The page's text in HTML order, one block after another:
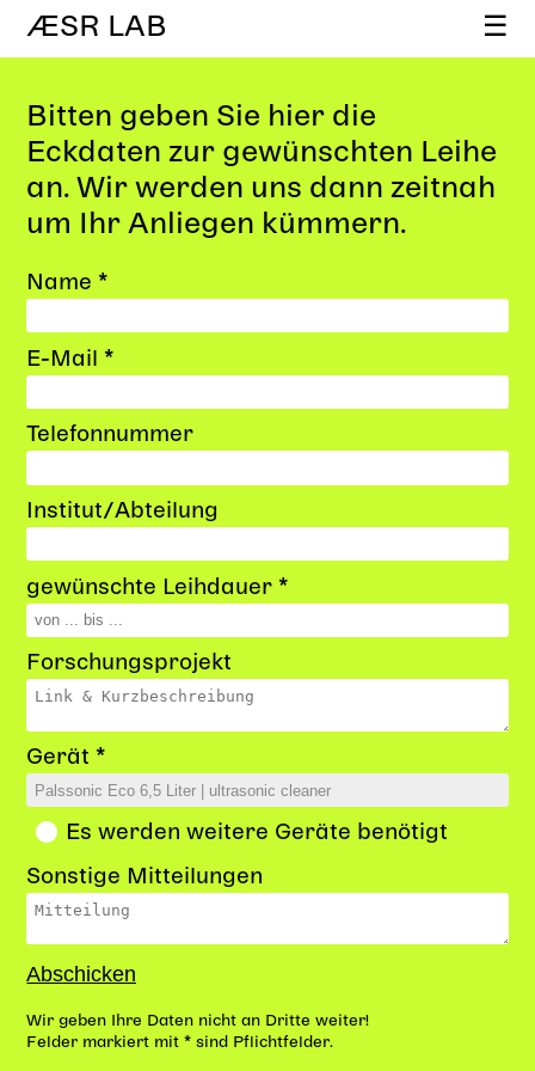
ÆSR LAB ☰
Bitten geben Sie hier die
Eckdaten zur gewünschten Leihe
an. Wir werden uns dann zeitnah
um Ihr Anliegen kümmern.
Name *
E-Mail *
Telefonnummer
Institut/Abteilung
gewünschte Leihdauer *
Forschungsprojekt
Gerät *
Es werden weitere Geräte benötigt
Sonstige Mitteilungen
Wir geben Ihre Daten nicht an Dritte weiter!
Felder markiert mit * sind Pflichtfelder.